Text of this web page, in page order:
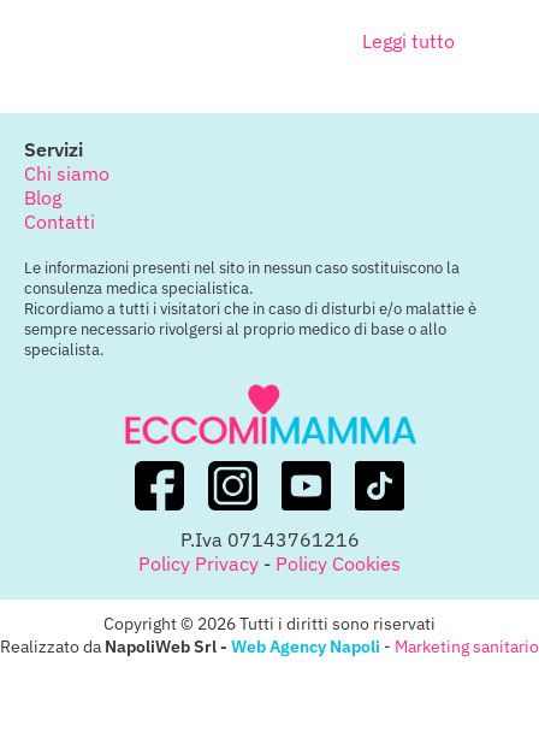
Leggi tutto
Servizi
Chi siamo
Blog
Contatti
Le informazioni presenti nel sito in nessun caso sostituiscono la
consulenza medica specialistica.
Ricordiamo a tutti i visitatori che in caso di disturbi e/o malattie è
sempre necessario rivolgersi al proprio medico di base o allo
specialista.
P.Iva 07143761216
Policy Privacy - Policy Cookies
Copyright © 2026 Tutti i diritti sono riservati
Realizzato da NapoliWeb Srl - Web Agency Napoli - Marketing sanitario